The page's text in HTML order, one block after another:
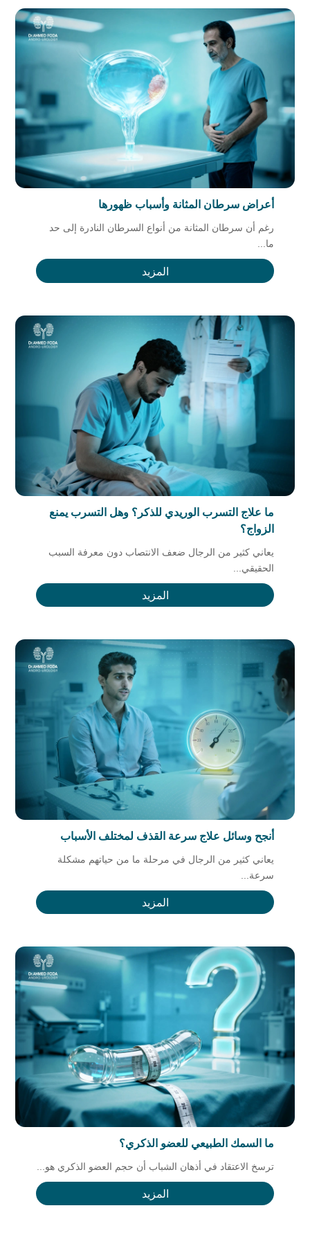
أعراض سرطان المثانة وأسباب ظهورها
رغم أن سرطان المثانة من أنواع السرطان النادرة إلى حد
ما...
المزيد
ما علاج التسرب الوريدي للذكر؟ وهل التسرب يمنع
الزواج؟
يعاني كثير من الرجال ضعف الانتصاب دون معرفة السبب
الحقيقي...
المزيد
أنجح وسائل علاج سرعة القذف لمختلف الأسباب
يعاني كثير من الرجال في مرحلة ما من حياتهم مشكلة
سرعة...
المزيد
ما السمك الطبيعي للعضو الذكري؟
ترسخ الاعتقاد في أذهان الشباب أن حجم العضو الذكري هو...
المزيد